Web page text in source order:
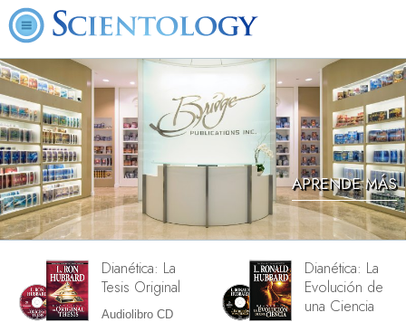
APRENDE MÁS
Dianética: La
Tesis Original
Audiolibro CD
Dianética: La
Evolución de
una Ciencia